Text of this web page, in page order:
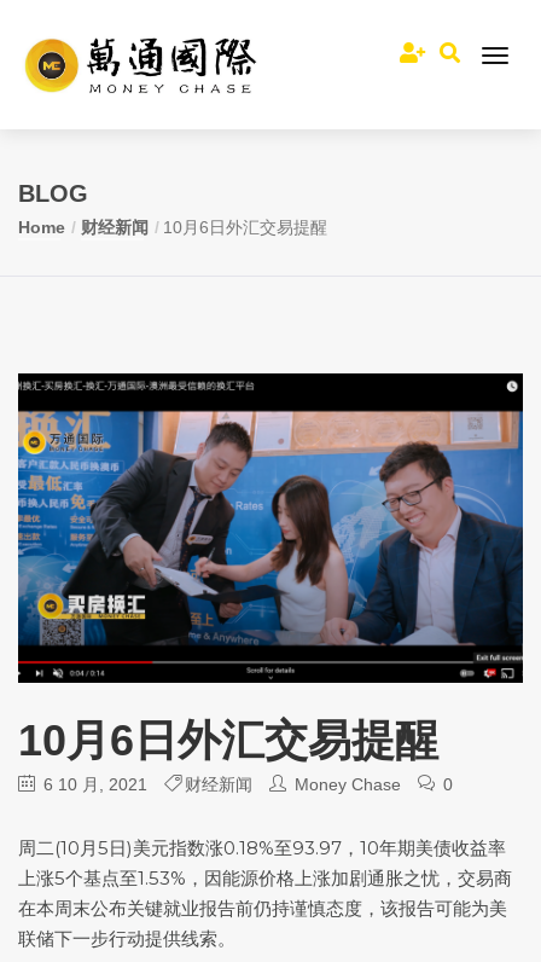
BLOG
Home 财经新闻 10月6日外汇交易提醒
10月6日外汇交易提醒
6 10 月, 2021 财经新闻 Money Chase 0
周二(10月5日)美元指数涨0.18%至93.97，10年期美债收益率
上涨5个基点至1.53%，因能源价格上涨加剧通胀之忧，交易商
在本周末公布关键就业报告前仍持谨慎态度，该报告可能为美
联储下一步行动提供线索。